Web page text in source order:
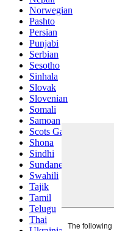
Norwegian
Pashto
Persian
Punjabi
Serbian
Sesotho
Sinhala
Slovak
Slovenian
Somali
Samoan
Scots Gaelic
Shona
Sindhi
Sundanese
Swahili
Tajik
Tamil
Telugu
Thai